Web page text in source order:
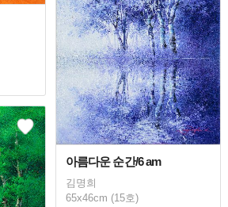
아름다운 순간/6 am
김명희
65x46cm (15호)